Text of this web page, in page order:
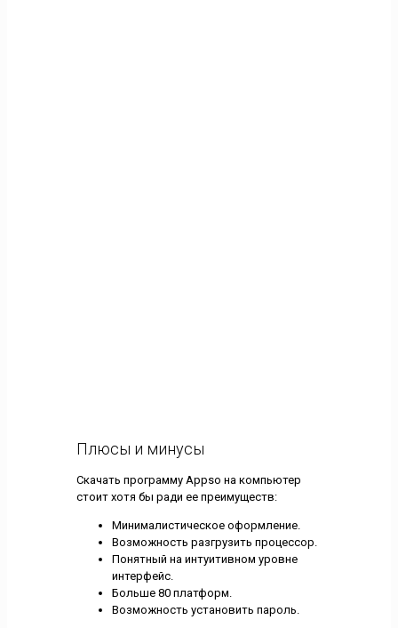
Плюсы и минусы
Скачать программу Appso на компьютер
стоит хотя бы ради ее преимуществ:
Минималистическое оформление.
Возможность разгрузить процессор.
Понятный на интуитивном уровне
интерфейс.
Больше 80 платформ.
Возможность установить пароль.